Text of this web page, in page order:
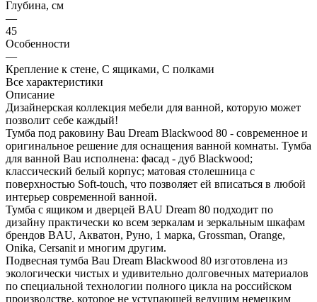
Глубина, см
—
45
Особенности
—
Крепление к стене, С ящиками, С полками
Все характеристики
Описание
Дизайнерская коллекция мебели для ванной, которую может
позволит себе каждый!
Тумба под раковину Bau Dream Blackwood 80 - современное и
оригинальное решение для оснащения ванной комнаты. Тумба
для ванной Bau исполнена: фасад - дуб Blackwood;
классический белый корпус; матовая столешница с
поверхностью Soft-touch, что позволяет ей вписаться в любой
интерьер современной ванной.
Тумба с ящиком и дверцей BAU Dream 80 подходит по
дизайну практически ко всем зеркалам и зеркальным шкафам
брендов BAU, Акватон, Руно, 1 марка, Grossman, Orange,
Onika, Cersanit и многим другим.
Подвесная тумба Bau Dream Blackwood 80 изготовлена из
экологически чистых и удивительно долговечных материалов
по специальной технологии полного цикла на российском
производстве, которое не уступающей ведущим немецким